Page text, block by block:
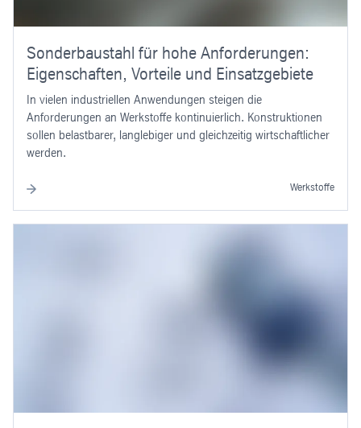
Sonderbaustahl für hohe Anforderungen:
Eigenschaften, Vorteile und Einsatzgebiete
In vielen industriellen Anwendungen steigen die
Anforderungen an Werkstoffe kontinuierlich. Konstruktionen
sollen belastbarer, langlebiger und gleichzeitig wirtschaftlicher
werden.
Werkstoffe